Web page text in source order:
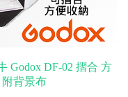
Godox DF-02 摺合 方
附背景布